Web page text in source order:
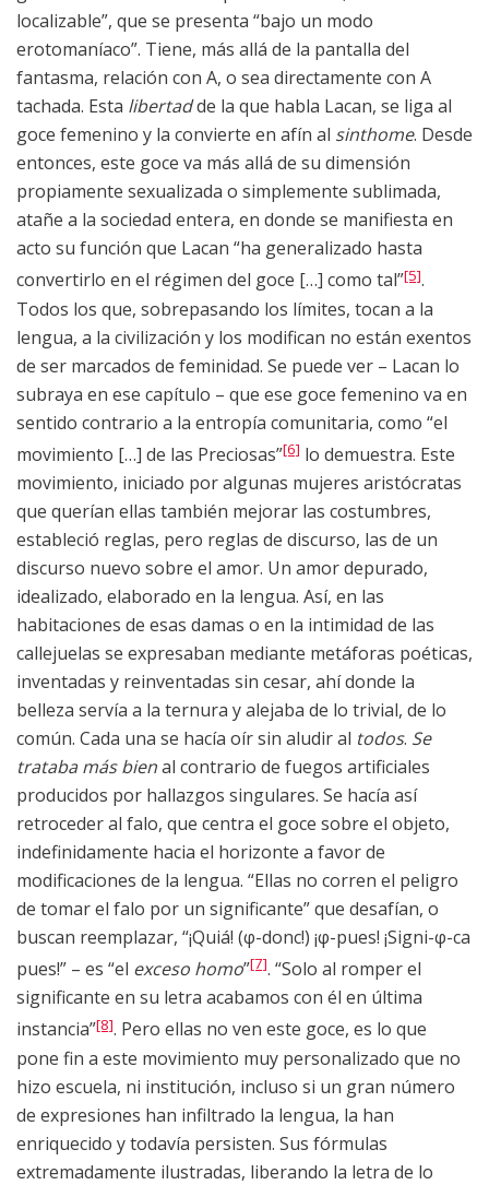
localizable”, que se presenta “bajo un modo
erotomaníaco”. Tiene, más allá de la pantalla del
fantasma, relación con A, o sea directamente con A
tachada. Esta libertadde la que habla Lacan, se liga al
goce femenino y la convierte en afín al sinthome. Desde
entonces, este goce va más allá de su dimensión
propiamente sexualizada o simplemente sublimada,
atañe a la sociedad entera, en donde se manifiesta en
acto su función que Lacan “ha generalizado hasta
convertirlo en el régimen del goce […] como tal”[5].
Todos los que, sobrepasando los límites, tocan a la
lengua, a la civilización y los modifican no están exentos
de ser marcados de feminidad. Se puede ver – Lacan lo
subraya en ese capítulo – que ese goce femenino va en
sentido contrario a la entropía comunitaria, como “el
movimiento […] de las Preciosas”[6] lo demuestra. Este
movimiento, iniciado por algunas mujeres aristócratas
que querían ellas también mejorar las costumbres,
estableció reglas, pero reglas de discurso, las de un
discurso nuevo sobre el amor. Un amor depurado,
idealizado, elaborado en la lengua. Así, en las
habitaciones de esas damas o en la intimidad de las
callejuelas se expresaban mediante metáforas poéticas,
inventadas y reinventadas sin cesar, ahí donde la
belleza servía a la ternura y alejaba de lo trivial, de lo
común. Cada una se hacía oír sin aludir al todos. Se
trataba más bienal contrario de fuegos artificiales
producidos por hallazgos singulares. Se hacía así
retroceder al falo, que centra el goce sobre el objeto,
indefinidamente hacia el horizonte a favor de
modificaciones de la lengua. “Ellas no corren el peligro
de tomar el falo por un significante” que desafían, o
buscan reemplazar, “¡Quiá! (φ-donc!) ¡φ-pues! ¡Signi-φ-ca
pues!” – es “el exceso homo”[7]. “Solo al romper el
significante en su letra acabamos con él en última
instancia”[8]. Pero ellas no ven este goce, es lo que
pone fin a este movimiento muy personalizado que no
hizo escuela, ni institución, incluso si un gran número
de expresiones han infiltrado la lengua, la han
enriquecido y todavía persisten. Sus fórmulas
extremadamente ilustradas, liberando la letra de lo